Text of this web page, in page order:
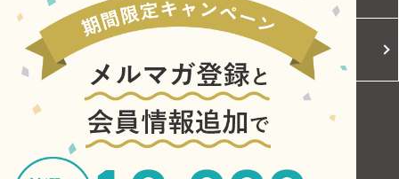
Cookieポリシー ご利用規約
お問い合わせ
Copyright © Central Japan Railway Company. All Rights Reserved.